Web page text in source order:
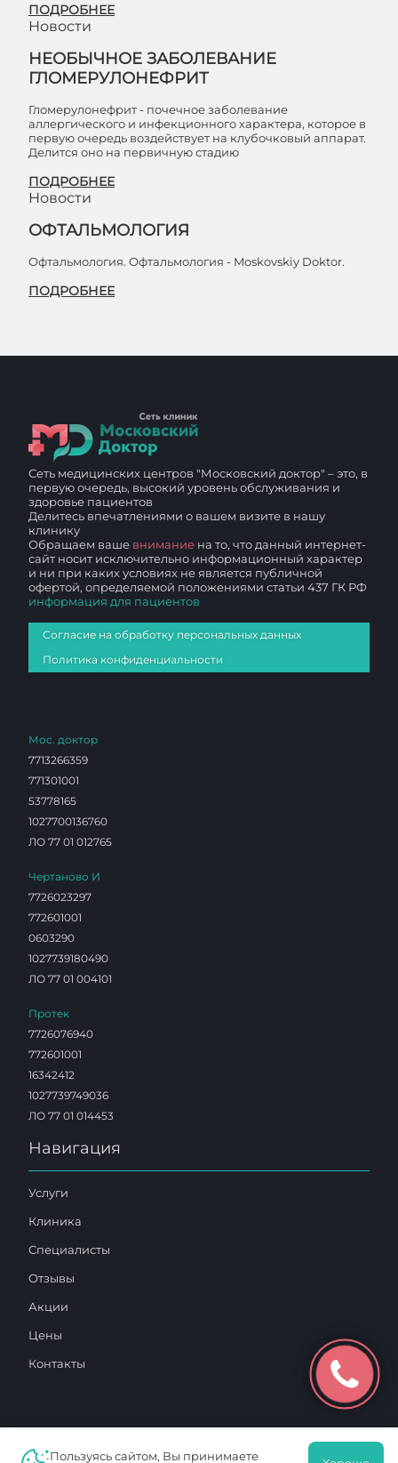
ПОДРОБНЕЕ
Новости
НЕОБЫЧНОЕ ЗАБОЛЕВАНИЕ
ГЛОМЕРУЛОНЕФРИТ
Гломерулонефрит - почечное заболевание
аллергического и инфекционного характера, которое в
первую очередь воздействует на клубочковый аппарат.
Делится оно на первичную стадию
ПОДРОБНЕЕ
Новости
ОФТАЛЬМОЛОГИЯ
Офтальмология. Офтальмология - Moskovskiy Doktor.
ПОДРОБНЕЕ
Сеть медицинских центров "Московский доктор" – это, в
первую очередь, высокий уровень обслуживания и
здоровье пациентов
Делитесь впечатлениями о вашем визите в нашу
клинику
Обращаем ваше внимание на то, что данный интернет-
сайт носит исключительно информационный характер
и ни при каких условиях не является публичной
офертой, определяемой положениями статьи 437 ГК РФ
информация для пациентов
Согласие на обработку персональных данных
Политика конфиденциальности
Мос. доктор
7713266359
771301001
53778165
1027700136760
ЛО 77 01 012765
Чертаново И
7726023297
772601001
0603290
1027739180490
ЛО 77 01 004101
Протек
7726076940
772601001
16342412
1027739749036
ЛО 77 01 014453
Навигация
Услуги
Клиника
Специалисты
Отзывы
Акции
Цены
Контакты
Пользуясь сайтом, Вы принимаете